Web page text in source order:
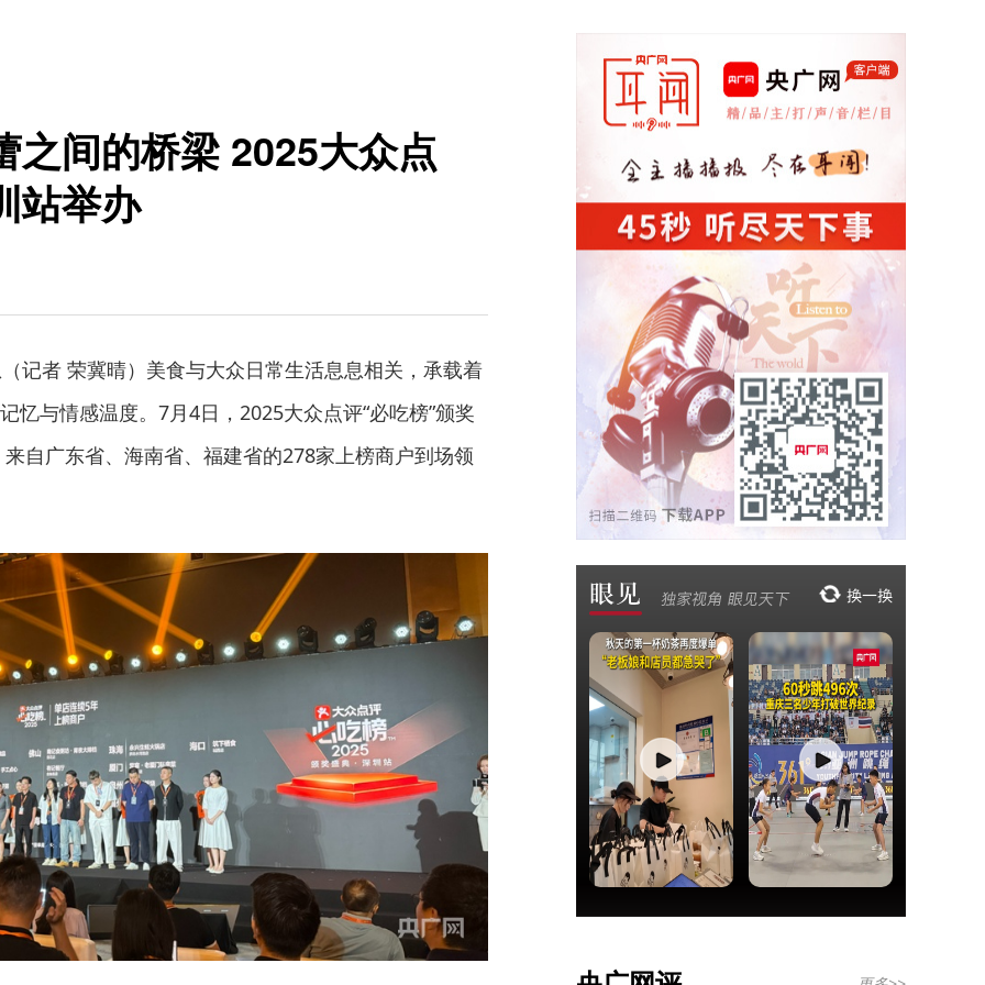
之间的桥梁 2025大众点
站举办
记者 荣冀晴）美食与大众日常生活息息相关，承载着
忆与情感温度。7月4日，2025大众点评“必吃榜”颁奖
自广东省、海南省、福建省的278家上榜商户到场领